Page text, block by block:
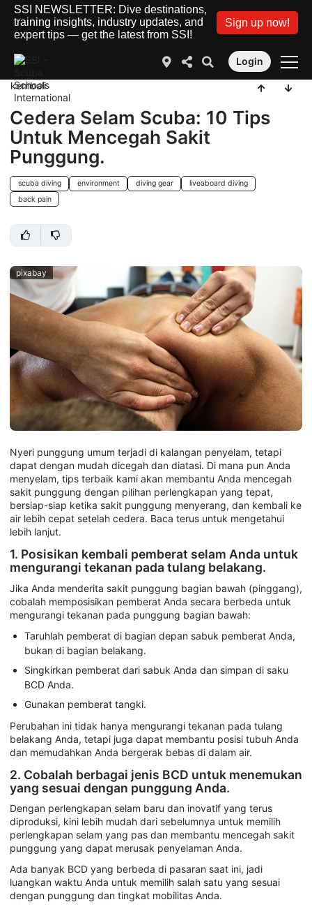
SSI NEWSLETTER: Dive destinations,
training insights, industry updates, and
expert tips — get the latest from SSI!
Sign up now!
Login
kembali
Cedera Selam Scuba: 10 Tips
Untuk Mencegah Sakit
Punggung.
scuba diving environment diving gear
liveaboard diving
back pain
pixabay
Nyeri punggung umum terjadi di kalangan penyelam, tetapi
dapat dengan mudah dicegah dan diatasi. Di mana pun Anda
menyelam, tips terbaik kami akan membantu Anda mencegah
sakit punggung dengan pilihan perlengkapan yang tepat,
bersiap-siap ketika sakit punggung menyerang, dan kembali ke
air lebih cepat setelah cedera. Baca terus untuk mengetahui
lebih lanjut.
1. Posisikan kembali pemberat selam Anda untuk
mengurangi tekanan pada tulang belakang.
Jika Anda menderita sakit punggung bagian bawah (pinggang),
cobalah memposisikan pemberat Anda secara berbeda untuk
mengurangi tekanan pada punggung bagian bawah:
Taruhlah pemberat di bagian depan sabuk pemberat Anda,
bukan di bagian belakang.
Singkirkan pemberat dari sabuk Anda dan simpan di saku
BCD Anda.
Gunakan pemberat tangki.
Perubahan ini tidak hanya mengurangi tekanan pada tulang
belakang Anda, tetapi juga dapat membantu posisi tubuh Anda
dan memudahkan Anda bergerak bebas di dalam air.
2. Cobalah berbagai jenis BCD untuk menemukan
yang sesuai dengan punggung Anda.
Dengan perlengkapan selam baru dan inovatif yang terus
diproduksi, kini lebih mudah dari sebelumnya untuk memilih
perlengkapan selam yang pas dan membantu mencegah sakit
punggung yang dapat merusak penyelaman Anda.
Ada banyak BCD yang berbeda di pasaran saat ini, jadi
luangkan waktu Anda untuk memilih salah satu yang sesuai
dengan punggung dan tingkat mobilitas Anda.